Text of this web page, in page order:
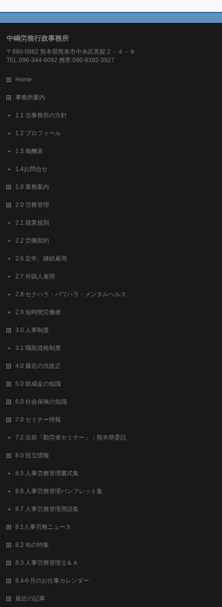
中嶋労務行政事務所
〒860-0862 熊本県熊本市中央区黒髪２－４－８
TEL:096-344-6092 携帯:090-8392-3927
Home
事務所案内
1.1 当事務所の方針
1.2 プロフィール
1.3 報酬表
1.4お問合せ
1.0 業務案内
2.0 労務管理
2.1 就業規則
2.2 労働契約
2.6 定年、継続雇用
2.7 外国人雇用
2.8 セクハラ・パワハラ・メンタルヘルス
2.9 短時間労働者
3.0 人事制度
3.1 職能資格制度
4.0 最近の法改正
5.0 助成金の知識
6.0 社会保険の知識
7.0 セミナー情報
7.2 出前「勤労者セミナー」：熊本県委託
8.0 役立情報
8.5 人事労務管理書式集
8.6 人事労務管理パンフレット集
8.7 人事労務管理用語集
8.1人事労務ニュース
8.2 旬の特集
8.3 人事労務管理Ｑ＆Ａ
8.4今月のお仕事カレンダー
最近の記事